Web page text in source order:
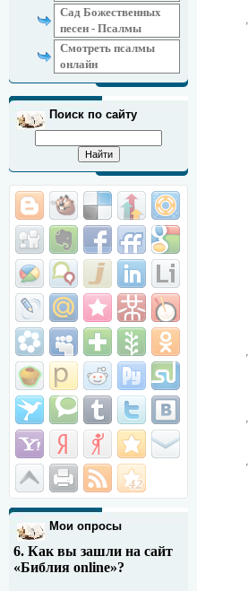
Сад Божественных
песен - Псалмы
Смотреть псалмы
онлайн
Поиск по сайту
Мои опросы
6. Как вы зашли на сайт
«Библия online»?